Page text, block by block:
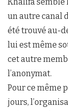
Khalifa semble
un autre canal
été trouvé au-
lui est même
cet autre
l’anonymat.
Pour ce même
jours,